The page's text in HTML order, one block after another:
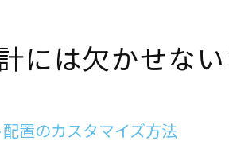
長期的に見た動線と電
大阪市飲食店に最適な厨
新しい技術を取り入れ
には欠かせな
置のカスタマイズ方法